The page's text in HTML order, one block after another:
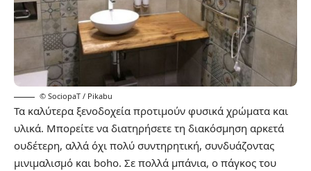
© SociopaT / Pikabu
Τα καλύτερα ξενοδοχεία προτιμούν φυσικά χρώματα και
υλικά. Μπορείτε να διατηρήσετε τη διακόσμηση αρκετά
ουδέτερη, αλλά όχι πολύ συντηρητική, συνδυάζοντας
μινιμαλισμό και boho. Σε πολλά μπάνια, ο πάγκος του